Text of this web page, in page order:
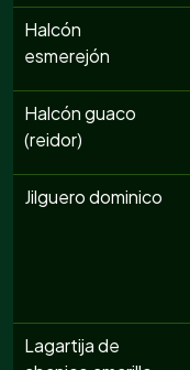
Halcón
esmerejón
Halcón guaco
(reidor)
Jilguero dominico
Lagartija de